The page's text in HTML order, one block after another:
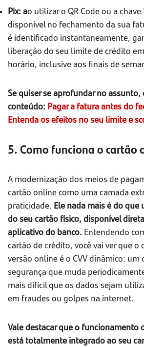
Pix: ao utilizar o QR Code ou a chave
disponível no fechamento da sua
é identificado instantaneamente,
liberação do seu limite de crédito
horário, inclusive aos finais de
Se quiser se aprofundar no
conteúdo: Pagar a fatura antes do
Entenda os efeitos no seu limite e
5. Como funciona o cartão
A modernização dos meios de
cartão online como uma camada
praticidade. Ele nada mais é do que
do seu cartão físico, disponível
aplicativo do banco. Entendendo
cartão de crédito, você vai ver que
versão online é o CVV dinâmico: um
segurança que muda
mais difícil que os dados sejam
em fraudes ou golpes na internet.
Vale destacar que o funcionamento
está totalmente integrado ao seu